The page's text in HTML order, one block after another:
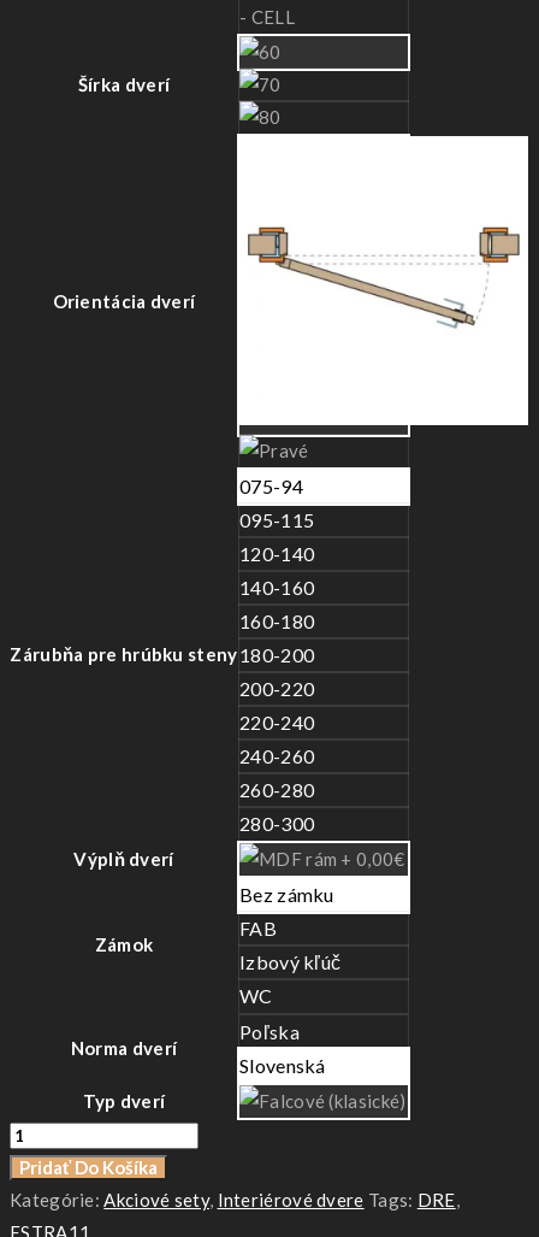
Šírka dverí
Orientácia dverí
Zárubňa pre hrúbku steny
075-94
095-115
120-140
140-160
160-180
180-200
200-220
220-240
240-260
260-280
280-300
Výplň dverí
Zámok
Bez zámku
FAB
Izbový kľúč
WC
Norma dverí
Poľska
Slovenská
Typ dverí
množstvo
DRE
ESTRA
7-
Pridať Do Košíka
Kategórie: Akciové sety, Interiérové dvere Tags: DRE,
ESTRA11